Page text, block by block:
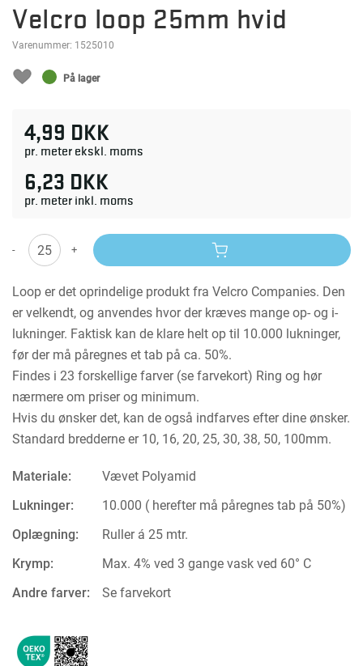
Velcro loop 25mm hvid
Varenummer: 1525010
På lager
4,99 DKK
pr. meter ekskl. moms
6,23 DKK
pr. meter inkl. moms
- +
Loop er det oprindelige produkt fra Velcro Companies. Den
er velkendt, og anvendes hvor der kræves mange op- og i-
lukninger. Faktisk kan de klare helt op til 10.000 lukninger,
før der må påregnes et tab på ca. 50%.
Findes i 23 forskellige farver (se farvekort) Ring og hør
nærmere om priser og minimum.
Hvis du ønsker det, kan de også indfarves efter dine ønsker.
Standard bredderne er 10, 16, 20, 25, 30, 38, 50, 100mm.
Materiale:
Vævet Polyamid
Lukninger:
10.000 ( herefter må påregnes tab på 50%)
Oplægning:
Ruller á 25 mtr.
Krymp:
Max. 4% ved 3 gange vask ved 60° C
Andre farver:
Se farvekort